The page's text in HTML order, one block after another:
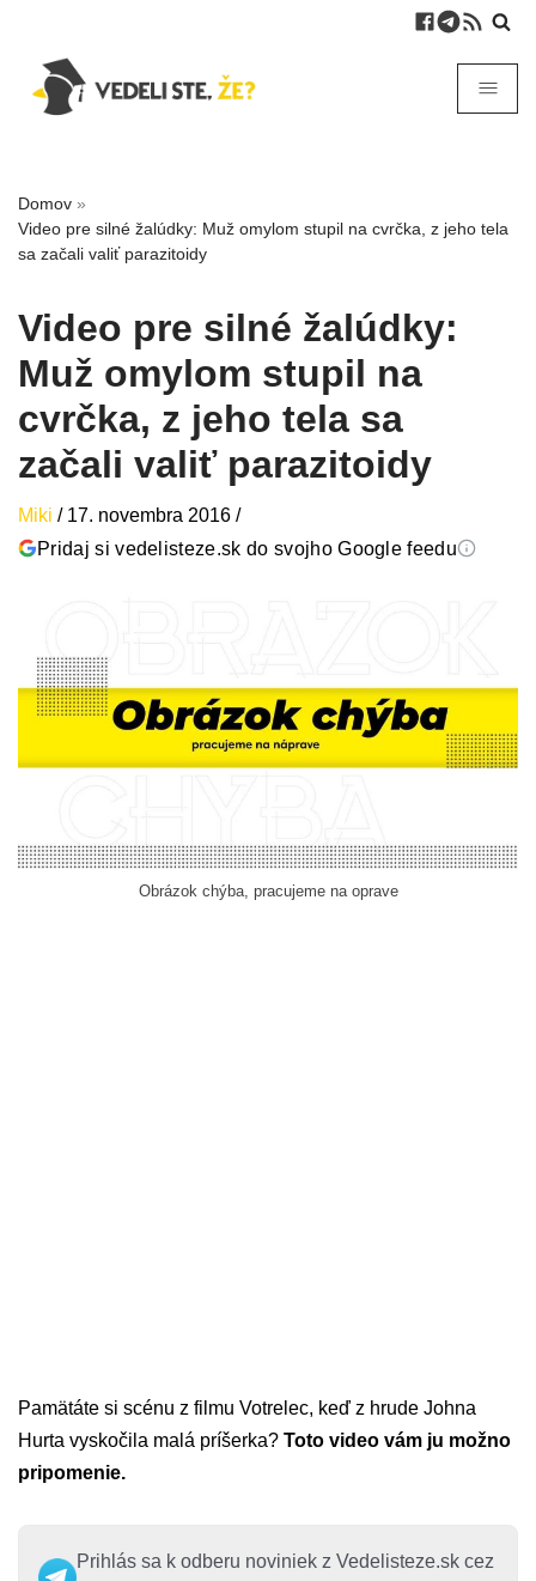
Domov »
Video pre silné žalúdky: Muž omylom stupil na cvrčka, z jeho tela
sa začali valiť parazitoidy
Video pre silné žalúdky:
Muž omylom stupil na
cvrčka, z jeho tela sa
začali valiť parazitoidy
Miki / 17. novembra 2016 /
Pridaj si vedelisteze.sk do svojho Google feedu
Obrázok chýba, pracujeme na oprave
Pamätáte si scénu z filmu Votrelec, keď z hrude Johna
Hurta vyskočila malá príšerka? Toto video vám ju možno
pripomenie.
Prihlás sa k odberu noviniek z Vedelisteze.sk cez